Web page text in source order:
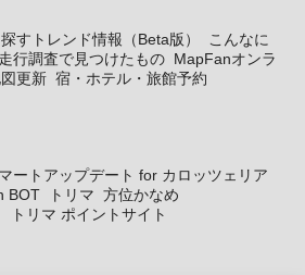
すトレンド情報（Beta版）
こんなに
行調査で見つけたもの MapFanオンラ
更新 宿・ホテル・旅館予約
ートアップデート for カロッツェリア
BOT トリマ 方位かなめ
トリマ ポイントサイト